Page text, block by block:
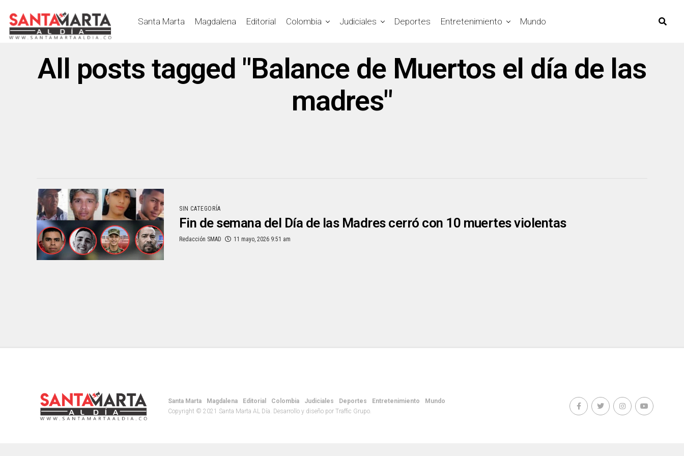
Santa Marta Magdalena Editorial Colombia Judiciales Deportes Entretenimiento Mundo
All posts tagged "Balance de Muertos el día de las
madres"
SIN CATEGORÍA
Fin de semana del Día de las Madres cerró con 10 muertes violentas
Redacción SMAD 11 mayo, 2026 9:51 am
Santa Marta Magdalena Editorial Colombia Judiciales Deportes Entretenimiento
Mundo
Copyright © 2021 Santa Marta AL Día. Desarrollo y diseño por Traffic Grupo.